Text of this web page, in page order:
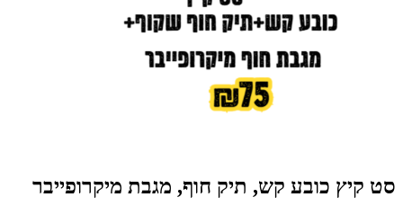
סט קיץ כובע קש, תיק חוף, מגבת מיקרופייבר